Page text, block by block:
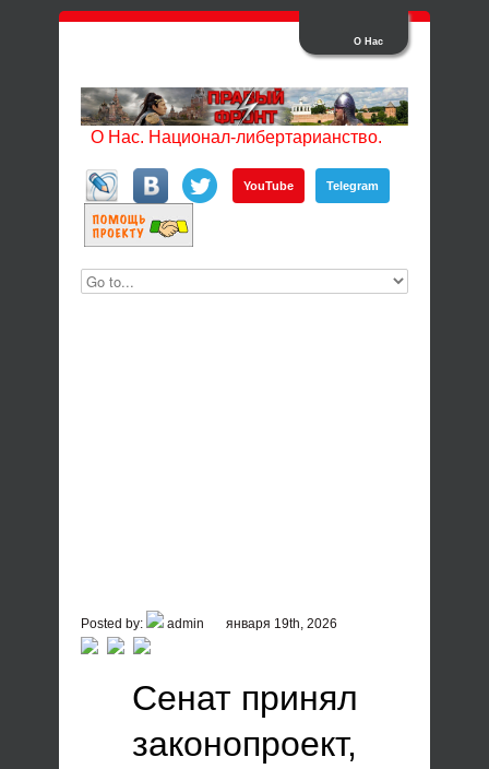
О Нас
О Нас. Национал-либертарианство.
YouTube Telegram
Posted by: admin января 19th, 2026
Сенат принял
законопроект,